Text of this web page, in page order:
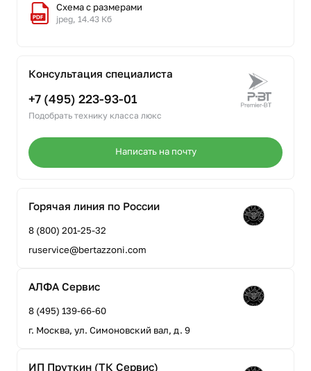
Схема с размерами
jpeg, 14.43 Кб
Консультация специалиста
+7 (495) 223-93-01
Подобрать технику класса люкс
Написать на почту
Горячая линия по России
8 (800) 201-25-32
ruservice@bertazzoni.com
АЛФА Сервис
8 (495) 139-66-60
г. Москва, ул. Симоновский вал, д. 9
ИП Пруткин (ТК Сервис)